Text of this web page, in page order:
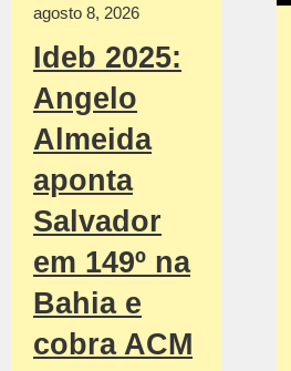
agosto 8, 2026
Ideb 2025:
Angelo
Almeida
aponta
Salvador
em 149º na
Bahia e
cobra ACM